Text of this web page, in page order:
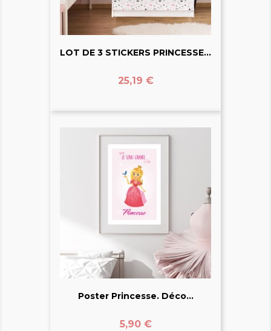
LOT DE 3 STICKERS PRINCESSE...
Prix
25,19 €
Poster Princesse. Déco...
Prix
5,90 €